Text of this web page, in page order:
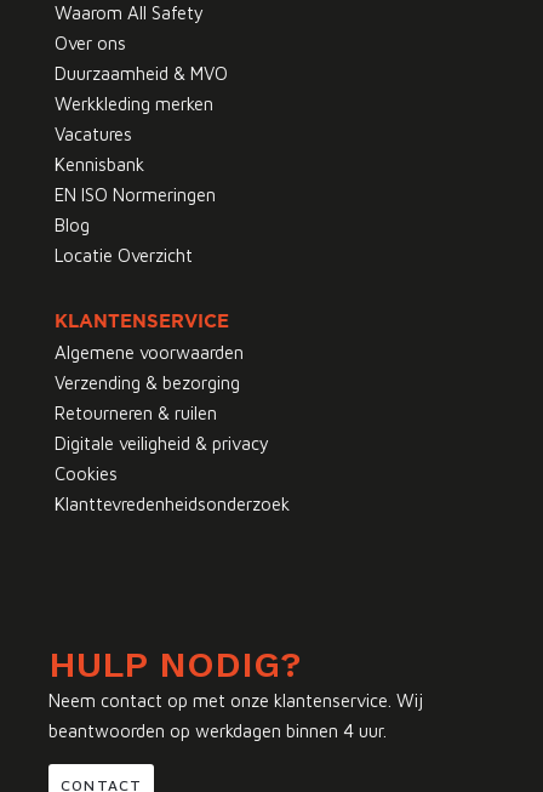
Waarom All Safety
Over ons
Duurzaamheid & MVO
Werkkleding merken
Vacatures
Kennisbank
EN ISO Normeringen
Blog
Locatie Overzicht
KLANTENSERVICE
Algemene voorwaarden
Verzending & bezorging
Retourneren & ruilen
Digitale veiligheid & privacy
Cookies
Klanttevredenheidsonderzoek
HULP NODIG?
Neem contact op met onze klantenservice. Wij
beantwoorden op werkdagen binnen 4 uur.
CONTACT